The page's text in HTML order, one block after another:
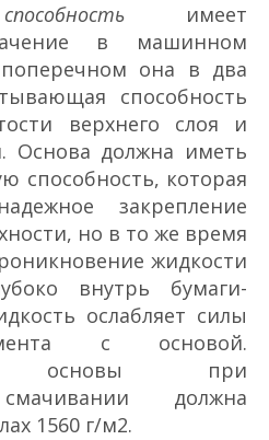
имеет
в машинном
она в два
способность
верхнего слоя и
Основа должна иметь
способность, которая
закрепление
но в то же время
жидкости
внутрь бумаги­
ослабляет силы
с основой.
основы при
должна
15­60 г/м2.